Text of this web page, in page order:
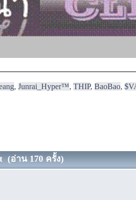
, Junrai_Hyper™, THIP, BaoBao,
(อ่าน 170 ครั้ง)